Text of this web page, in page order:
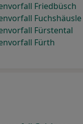
Friedbüsch
Fuchshäusle
Fürstental
Fürth